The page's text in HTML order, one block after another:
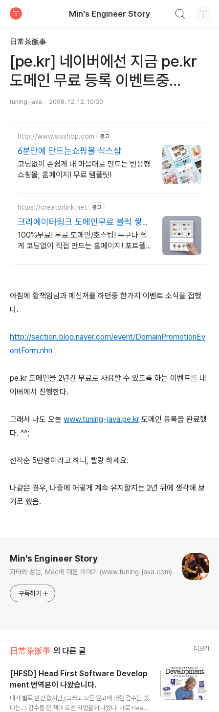
Min's Engineer Story
日常茶飯事
[pe.kr] 네이버에선 지금 pe.kr
도메인 무료 등록 이벤트중...
tuning-java 2008. 12. 12. 10:30
http://www.sixshop.com 광고
6분만에 만드는쇼핑몰 식스샵
코딩없이 손쉽게 내 마음대로 만드는 반응형
쇼핑몰, 홈페이지! 무료 템플릿!
https://creatorlink.net 광고
크리에이터링크 도메인무료 블럭 쌓기
로 만드는 홈페이지
100%무료! 무료 도메인/호스팅! 누구나 쉽
게 코딩없이 직접 만드는 홈페이지! 포트폴리
아침에 황책임님과 메신져를 하던중 한가지 이벤트 소식을 접했
다.
http://section.blog.naver.com/event/DomainPromotionEv
entForm.nhn
pe.kr 도메인을 2년간 무료로 사용할 수 있도록 하는 이벤트를 네
이버에서 진행한다.
그래서 나도 오늘 www.tuning-java.pe.kr 도메인 등록을 완료했
다. ^^;
선착순 5만명이라고 하니, 빨랑 하세요.
나같은 경우, 나중에 어떻게 계속 유지할지는 2년 뒤에 생각해 보
기로 했음.
Min's Engineer Story
자바와 성능, Mac에 대한 이야기 (www.tuning-java.com)
구독하기
日常茶飯事 의 다른 글 더보기
[HFSD] Head First Software Develop
ment 번역본이 나왔습니다.
내가 별로 한건 없지만,(그래도 모든 원고에 대한 감수는 했
다는...) 감수를 한 책이 오랜 작업끝에 나왔다. 바로 Head